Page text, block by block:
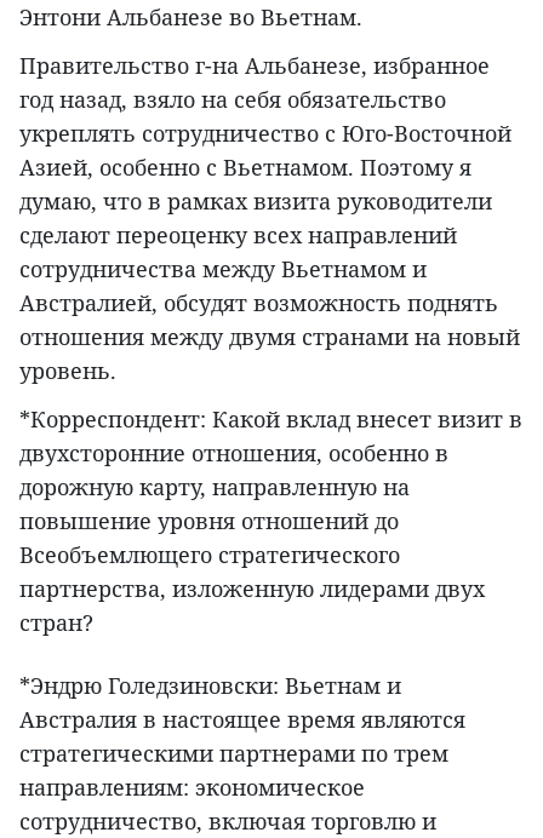
Энтони Альбанезе во Вьетнам.
Правительство г-на Альбанезе, избранное
год назад, взяло на себя обязательство
укреплять сотрудничество с Юго-Восточной
Азией, особенно с Вьетнамом. Поэтому я
думаю, что в рамках визита руководители
сделают переоценку всех направлений
сотрудничества между Вьетнамом и
Австралией, обсудят возможность поднять
отношения между двумя странами на новый
уровень.
*Корреспондент: Какой вклад внесет визит в
двухсторонние отношения, особенно в
дорожную карту, направленную на
повышение уровня отношений до
Всеобъемлющего стратегического
партнерства, изложенную лидерами двух
стран?
*Эндрю Голедзиновски: Вьетнам и
Австралия в настоящее время являются
стратегическими партнерами по трем
направлениям: экономическое
сотрудничество, включая торговлю и